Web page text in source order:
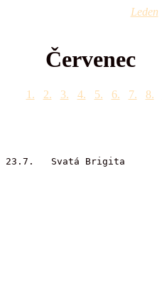
Leden
Červenec
1. 2. 3. 4. 5. 6. 7. 8.
23.7. Svatá Brigita